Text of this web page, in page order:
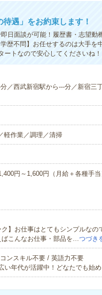
遇」をお約束します！
日面談が可能！履歴書・志望動
歴不問】お任せするのは大手を
ートなので安心してくださいね！
／西武新宿駅から---分／新宿三
軽作業／調理／清掃
円～1,600円（月給＋各種手当
】お仕事はとてもシンプルなの
こんなお仕事・部品を…つづき
ンスキル不要 / 英語力不要
い年代が活躍中！どなたでも始